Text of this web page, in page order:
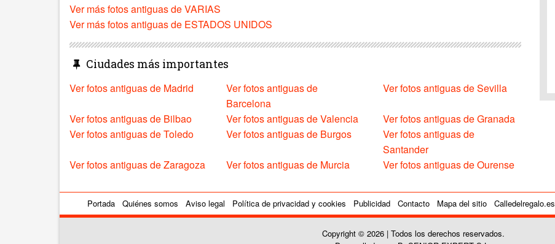
Ver más fotos antiguas de VARIAS
Ver más fotos antiguas de ESTADOS UNIDOS
Ciudades más importantes
Ver fotos antiguas de Madrid
Ver fotos antiguas de
Barcelona
Ver fotos antiguas de Sevilla
Ver fotos antiguas de Bilbao Ver fotos antiguas de Valencia
Ver fotos antiguas de Granada
Ver fotos antiguas de Toledo
Ver fotos antiguas de Burgos
Ver fotos antiguas de
Santander
Ver fotos antiguas de Zaragoza
Ver fotos antiguas de Murcia Ver fotos antiguas de Ourense
Portada Quiénes somos Aviso legal Política de privacidad y cookies Publicidad Contacto Mapa del sitio Calledelregalo.es
Copyright © 2026 | Todos los derechos reservados.